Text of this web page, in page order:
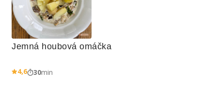
Jemná houbová omáčka
4,6 30min